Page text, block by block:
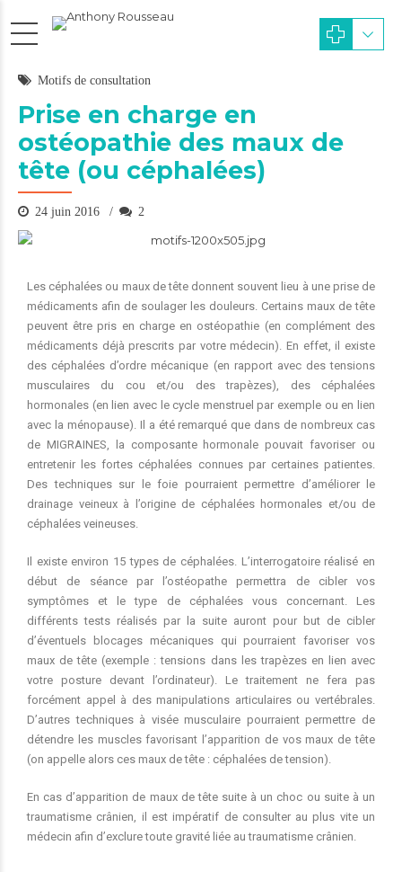
Motifs de consultation
Prise en charge en
ostéopathie des maux de
tête (ou céphalées)
24 juin 2016 2
Les céphalées ou maux de tête donnent souvent lieu à une prise de
médicaments afin de soulager les douleurs. Certains maux de tête
peuvent être pris en charge en ostéopathie (en complément des
médicaments déjà prescrits par votre médecin). En effet, il existe
des céphalées d’ordre mécanique (en rapport avec des tensions
musculaires du cou et/ou des trapèzes), des céphalées
hormonales (en lien avec le cycle menstruel par exemple ou en lien
avec la ménopause). Il a été remarqué que dans de nombreux cas
de MIGRAINES, la composante hormonale pouvait favoriser ou
entretenir les fortes céphalées connues par certaines patientes.
Des techniques sur le foie pourraient permettre d’améliorer le
drainage veineux à l’origine de céphalées hormonales et/ou de
céphalées veineuses.
Il existe environ 15 types de céphalées. L’interrogatoire réalisé en
début de séance par l’ostéopathe permettra de cibler vos
symptômes et le type de céphalées vous concernant. Les
différents tests réalisés par la suite auront pour but de cibler
d’éventuels blocages mécaniques qui pourraient favoriser vos
maux de tête (exemple : tensions dans les trapèzes en lien avec
votre posture devant l’ordinateur). Le traitement ne fera pas
forcément appel à des manipulations articulaires ou vertébrales.
D’autres techniques à visée musculaire pourraient permettre de
détendre les muscles favorisant l’apparition de vos maux de tête
(on appelle alors ces maux de tête : céphalées de tension).
En cas d’apparition de maux de tête suite à un choc ou suite à un
traumatisme crânien, il est impératif de consulter au plus vite un
médecin afin d’exclure toute gravité liée au traumatisme crânien.